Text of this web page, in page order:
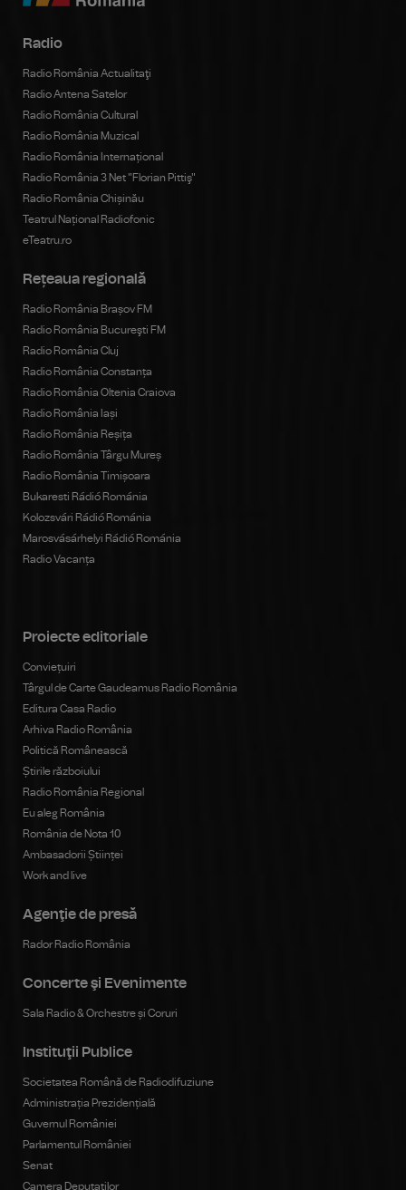
Radio
Radio România Actualitaţi
Radio Antena Satelor
Radio România Cultural
Radio România Muzical
Radio România Internațional
Radio România 3 Net "Florian Pittiş"
Radio România Chișinău
Teatrul Național Radiofonic
eTeatru.ro
Rețeaua regională
Radio România Brașov FM
Radio România Bucureşti FM
Radio România Cluj
Radio România Constanța
Radio România Oltenia Craiova
Radio România Iași
Radio România Reșița
Radio România Târgu Mureș
Radio România Timișoara
Bukaresti Rádió Románia
Kolozsvári Rádió Románia
Marosvásárhelyi Rádió Románia
Radio Vacanța
Proiecte editoriale
Conviețuiri
Târgul de Carte Gaudeamus Radio România
Editura Casa Radio
Arhiva Radio România
Politică Românească
Știrile războiului
Radio România Regional
Eu aleg România
România de Nota 10
Ambasadorii Științei
Work and live
Agenţie de presă
Rador Radio România
Concerte şi Evenimente
Sala Radio & Orchestre și Coruri
Instituţii Publice
Societatea Română de Radiodifuziune
Administrația Prezidențială
Guvernul României
Parlamentul României
Senat
Camera Deputaților